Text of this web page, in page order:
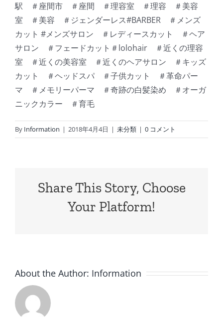
駅 ＃座間市 ＃座間 ＃理容室 ＃理容 ＃美容
室 ＃美容 ＃ジェンダーレス#BARBER ＃メンズ
カット #メンズサロン ＃レディースカット ＃ヘア
サロン ＃フェードカット＃lolohair ＃近くの理容
室 ＃近くの美容室 ＃近くのヘアサロン ＃キッズ
カット ＃ヘッドスパ ＃子供カット ＃革命パー
マ ＃メモリーパーマ ＃奇跡の白髪染め ＃オーガ
ニックカラー ＃育毛
By Information | 2018年4月4日 | 未分類 | 0 コメント
Share This Story, Choose
Your Platform!
About the Author: Information